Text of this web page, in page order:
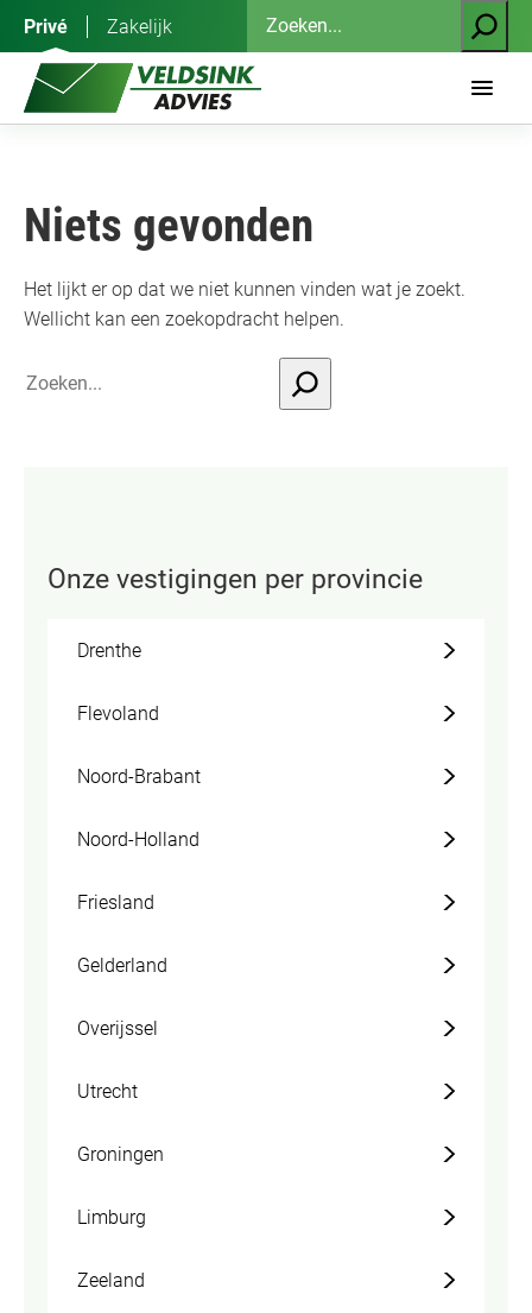
inhoud
Privé Zakelijk
Zoeken
Niets gevonden
Het lijkt er op dat we niet kunnen vinden wat je zoekt.
Wellicht kan een zoekopdracht helpen.
Search
Onze vestigingen per provincie
Drenthe
Flevoland
Noord-Brabant
Noord-Holland
Friesland
Gelderland
Overijssel
Utrecht
Groningen
Limburg
Zeeland